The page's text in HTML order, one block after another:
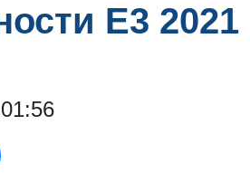
E3 2021